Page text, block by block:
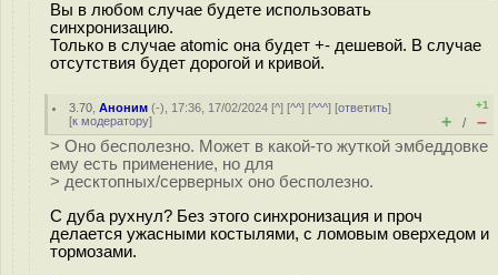
Вы в любом случае будете использовать
синхронизацию.
Только в случае atomic она будет +- дешевой. В случае
отсутствия будет дорогой и кривой.
3.70 ,Аноним (-), 17:36, 17/02/2024 [^] [^^] [^^^] [ответить]
[к модератору]
+1
+ / –
> Оно бесполезно. Может в какой-то жуткой эмбеддовке
ему есть применение, но для
> десктопных/серверных оно бесполезно.
С дуба рухнул? Без этого синхронизация и проч
делается ужасными костылями, с ломовым оверхедом и
тормозами.